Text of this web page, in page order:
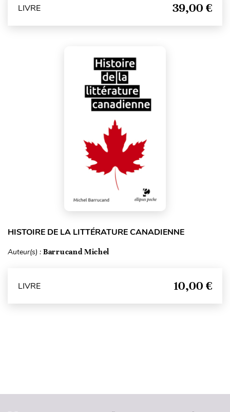
LIVRE 39,00 €
HISTOIRE DE LA LITTÉRATURE CANADIENNE
Auteur(s) : Barrucand Michel
LIVRE 10,00 €